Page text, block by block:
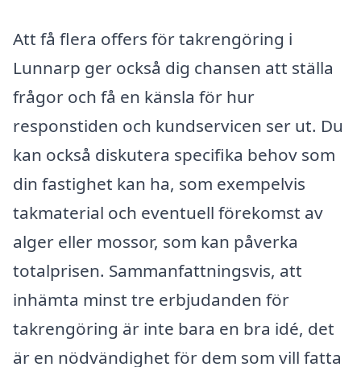
Att få flera offers för takrengöring i
Lunnarp ger också dig chansen att ställa
frågor och få en känsla för hur
responstiden och kundservicen ser ut. Du
kan också diskutera specifika behov som
din fastighet kan ha, som exempelvis
takmaterial och eventuell förekomst av
alger eller mossor, som kan påverka
totalprisen. Sammanfattningsvis, att
inhämta minst tre erbjudanden för
takrengöring är inte bara en bra idé, det
är en nödvändighet för dem som vill fatta